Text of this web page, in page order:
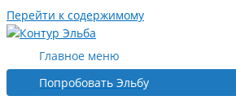
Перейти к содержимому
Главное меню
Попробовать Эльбу